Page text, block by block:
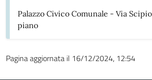
Palazzo Civico Comunale - Via
piano
Pagina aggiornata il 16/12/2024, 12:54